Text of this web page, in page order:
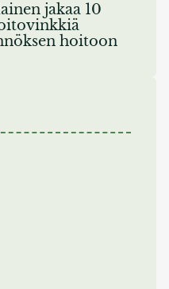
jakaa 10
hoitoon